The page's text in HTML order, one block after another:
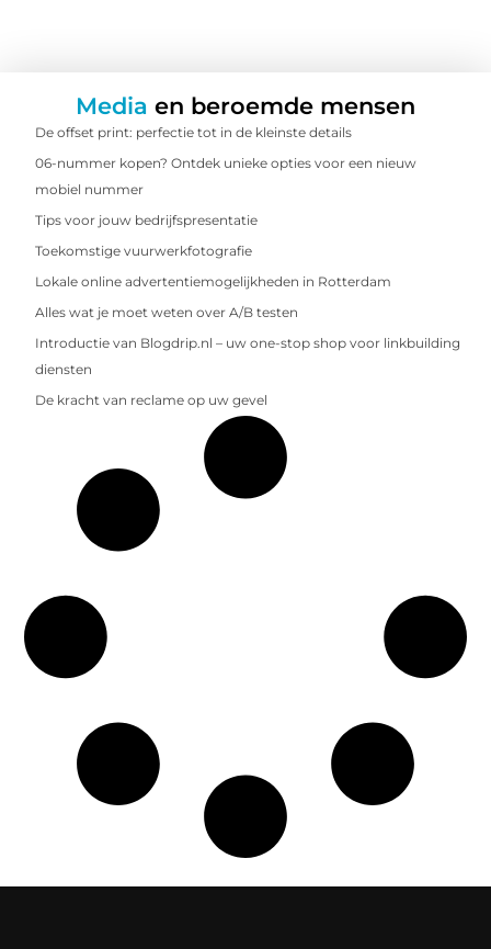
Media en beroemde mensen
De offset print: perfectie tot in de kleinste details
06-nummer kopen? Ontdek unieke opties voor een nieuw
mobiel nummer
Tips voor jouw bedrijfspresentatie
Toekomstige vuurwerkfotografie
Lokale online advertentiemogelijkheden in Rotterdam
Alles wat je moet weten over A/B testen
Introductie van Blogdrip.nl – uw one-stop shop voor linkbuilding
diensten
De kracht van reclame op uw gevel